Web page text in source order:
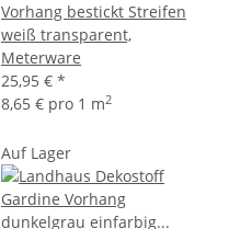
Vorhang bestickt Streifen
weiß transparent,
Meterware
25,95 € *
8,65 € pro 1 m2
Auf Lager